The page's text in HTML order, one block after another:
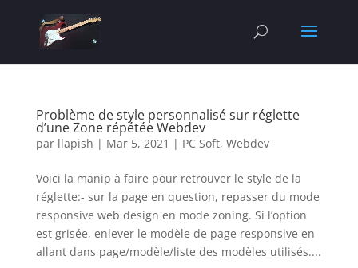
Problème de style personnalisé sur réglette
d’une Zone répétée Webdev
par llapish | Mar 5, 2021 | PC Soft, Webdev
Voici la manip à faire pour retrouver le style de la
réglette:- sur la page en question, repasser du mode
responsive web design en mode zoning. Si l’option
est grisée, enlever le modèle de page responsive en
allant dans page/modèle/liste des modèles utilisés....